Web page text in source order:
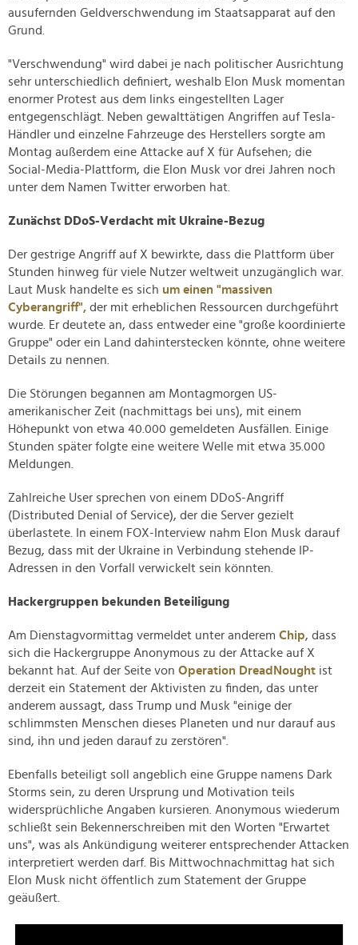
ausufernden Geldverschwendung im Staatsapparat auf den
Grund.
"Verschwendung" wird dabei je nach politischer Ausrichtung
sehr unterschiedlich definiert, weshalb Elon Musk momentan
enormer Protest aus dem links eingestellten Lager
entgegenschlägt. Neben gewalttätigen Angriffen auf Tesla-
Händler und einzelne Fahrzeuge des Herstellers sorgte am
Montag außerdem eine Attacke auf X für Aufsehen; die
Social-Media-Plattform, die Elon Musk vor drei Jahren noch
unter dem Namen Twitter erworben hat.
Zunächst DDoS-Verdacht mit Ukraine-Bezug
Der gestrige Angriff auf X bewirkte, dass die Plattform über
Stunden hinweg für viele Nutzer weltweit unzugänglich war.
Laut Musk handelte es sich um einen "massiven
Cyberangriff", der mit erheblichen Ressourcen durchgeführt
wurde. Er deutete an, dass entweder eine "große koordinierte
Gruppe" oder ein Land dahinterstecken könnte, ohne weitere
Details zu nennen.
Die Störungen begannen am Montagmorgen US-
amerikanischer Zeit (nachmittags bei uns), mit einem
Höhepunkt von etwa 40.000 gemeldeten Ausfällen. Einige
Stunden später folgte eine weitere Welle mit etwa 35.000
Meldungen.
Zahlreiche User sprechen von einem DDoS-Angriff
(Distributed Denial of Service), der die Server gezielt
überlastete. In einem FOX-Interview nahm Elon Musk darauf
Bezug, dass mit der Ukraine in Verbindung stehende IP-
Adressen in den Vorfall verwickelt sein könnten.
Hackergruppen bekunden Beteiligung
Am Dienstagvormittag vermeldet unter anderem Chip, dass
sich die Hackergruppe Anonymous zu der Attacke auf X
bekannt hat. Auf der Seite von Operation DreadNought ist
derzeit ein Statement der Aktivisten zu finden, das unter
anderem aussagt, dass Trump und Musk "einige der
schlimmsten Menschen dieses Planeten und nur darauf aus
sind, ihn und jeden darauf zu zerstören".
Ebenfalls beteiligt soll angeblich eine Gruppe namens Dark
Storms sein, zu deren Ursprung und Motivation teils
widersprüchliche Angaben kursieren. Anonymous wiederum
schließt sein Bekennerschreiben mit den Worten "Erwartet
uns", was als Ankündigung weiterer entsprechender Attacken
interpretiert werden darf. Bis Mittwochnachmittag hat sich
Elon Musk nicht öffentlich zum Statement der Gruppe
geäußert.